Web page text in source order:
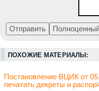
ПОХОЖИЕ МАТЕРИАЛЫ:
Постановление ВЦИК от
печатать декреты и